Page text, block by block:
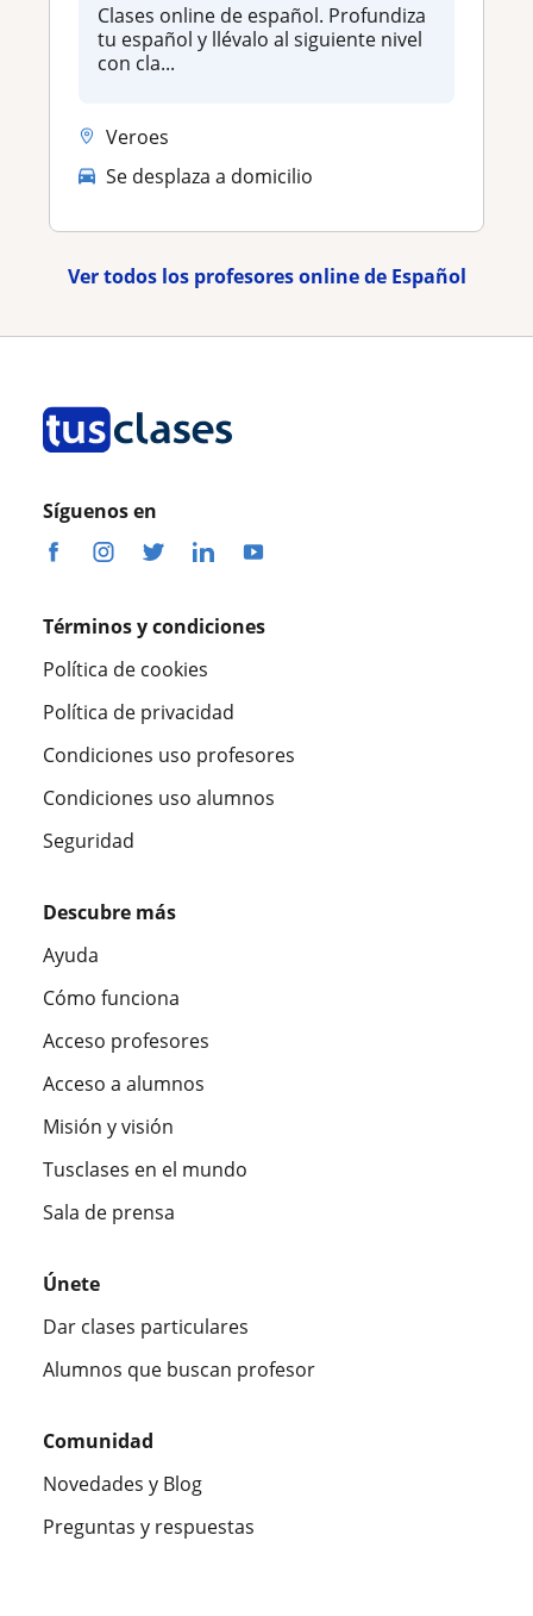
Clases online de español. Profundiza
tu español y llévalo al siguiente nivel
con cla...
Veroes
Se desplaza a domicilio
Ver todos los profesores online de Español
Síguenos en
Términos y condiciones
Política de cookies
Política de privacidad
Condiciones uso profesores
Condiciones uso alumnos
Seguridad
Descubre más
Ayuda
Cómo funciona
Acceso profesores
Acceso a alumnos
Misión y visión
Tusclases en el mundo
Sala de prensa
Únete
Dar clases particulares
Alumnos que buscan profesor
Comunidad
Novedades y Blog
Preguntas y respuestas